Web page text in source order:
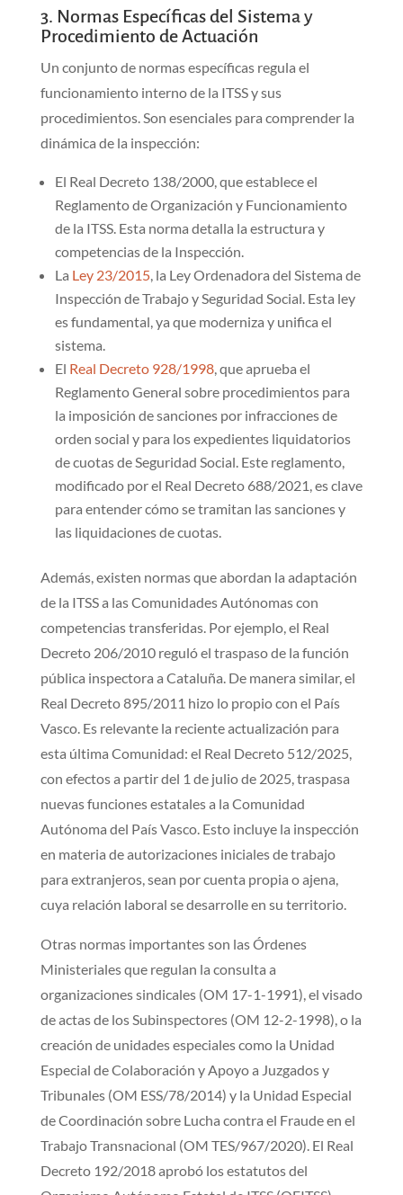
3. Normas Específicas del Sistema y
Procedimiento de Actuación
Un conjunto de normas específicas regula el
funcionamiento interno de la ITSS y sus
procedimientos. Son esenciales para comprender la
dinámica de la inspección:
El Real Decreto 138/2000, que establece el
Reglamento de Organización y Funcionamiento
de la ITSS. Esta norma detalla la estructura y
competencias de la Inspección.
La Ley 23/2015, la Ley Ordenadora del Sistema de
Inspección de Trabajo y Seguridad Social. Esta ley
es fundamental, ya que moderniza y unifica el
sistema.
El Real Decreto 928/1998, que aprueba el
Reglamento General sobre procedimientos para
la imposición de sanciones por infracciones de
orden social y para los expedientes liquidatorios
de cuotas de Seguridad Social. Este reglamento,
modificado por el Real Decreto 688/2021, es clave
para entender cómo se tramitan las sanciones y
las liquidaciones de cuotas.
Además, existen normas que abordan la adaptación
de la ITSS a las Comunidades Autónomas con
competencias transferidas. Por ejemplo, el Real
Decreto 206/2010 reguló el traspaso de la función
pública inspectora a Cataluña. De manera similar, el
Real Decreto 895/2011 hizo lo propio con el País
Vasco. Es relevante la reciente actualización para
esta última Comunidad: el Real Decreto 512/2025,
con efectos a partir del 1 de julio de 2025, traspasa
nuevas funciones estatales a la Comunidad
Autónoma del País Vasco. Esto incluye la inspección
en materia de autorizaciones iniciales de trabajo
para extranjeros, sean por cuenta propia o ajena,
cuya relación laboral se desarrolle en su territorio.
Otras normas importantes son las Órdenes
Ministeriales que regulan la consulta a
organizaciones sindicales (OM 17-1-1991), el visado
de actas de los Subinspectores (OM 12-2-1998), o la
creación de unidades especiales como la Unidad
Especial de Colaboración y Apoyo a Juzgados y
Tribunales (OM ESS/78/2014) y la Unidad Especial
de Coordinación sobre Lucha contra el Fraude en el
Trabajo Transnacional (OM TES/967/2020). El Real
Decreto 192/2018 aprobó los estatutos del